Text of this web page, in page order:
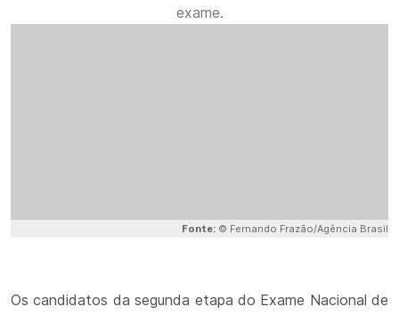
exame.
Fonte: © Fernando Frazão/Agência Brasil
Os candidatos da segunda etapa do Exame Nacional de